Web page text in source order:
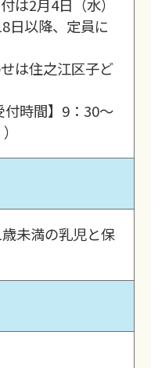
2月4日（水）
以降、定員に
は住之江区子ど
付時間】9：30～
未満の乳児と保